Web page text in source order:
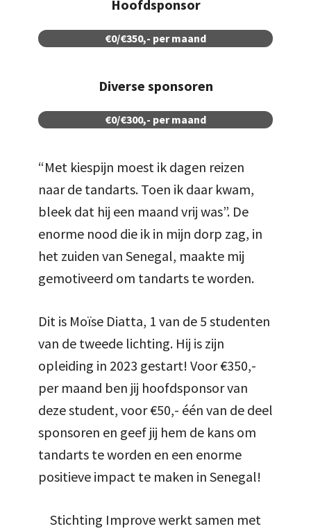
Hoofdsponsor
€0/€350,- per maand
Diverse sponsoren
€0/€300,- per maand
“Met kiespijn moest ik dagen reizen
naar de tandarts. Toen ik daar kwam,
bleek dat hij een maand vrij was”. De
enorme nood die ik in mijn dorp zag, in
het zuiden van Senegal, maakte mij
gemotiveerd om tandarts te worden.
Dit is Moïse Diatta, 1 van de 5 studenten
van de tweede lichting. Hij is zijn
opleiding in 2023 gestart! Voor €350,-
per maand ben jij hoofdsponsor van
deze student, voor €50,- één van de deel
sponsoren en geef jij hem de kans om
tandarts te worden en een enorme
positieve impact te maken in Senegal!
Stichting Improve werkt samen met